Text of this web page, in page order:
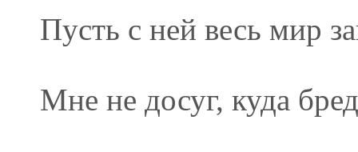
Пусть с ней весь мир
Мне не досуг, куда